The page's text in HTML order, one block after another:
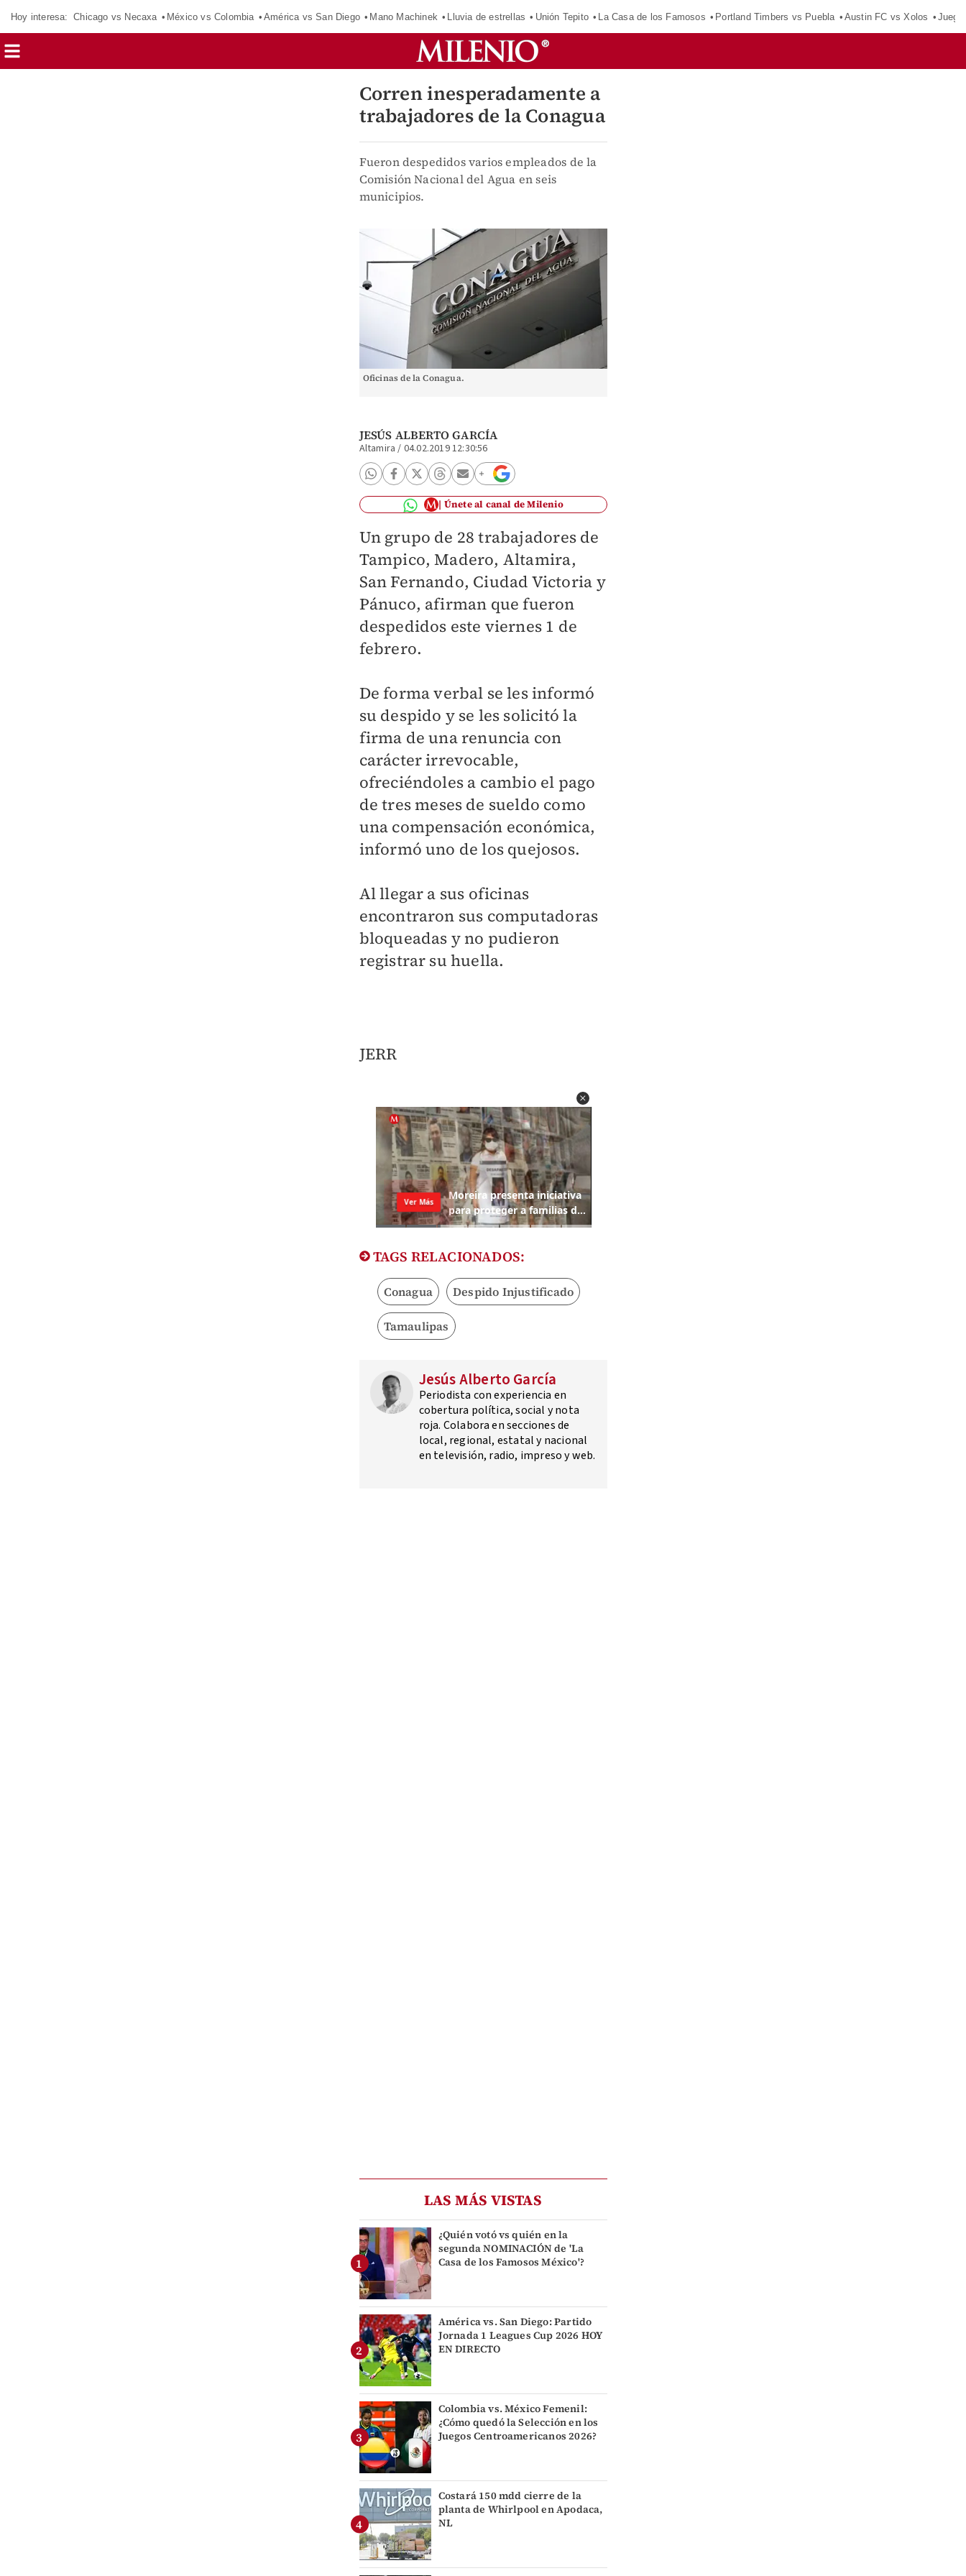
Hoy interesa: Chicago vs Necaxa México vs Colombia América vs San Diego Mano Machinek Lluvia de estrellas Unión Tepito La Casa de los Famosos Portland Timbers vs Puebla Austin FC vs Xolos
Corren inesperadamente a
trabajadores de la Conagua
Fueron despedidos varios empleados de la
Comisión Nacional del Agua en seis
municipios.
Oficinas de la Conagua.
JESÚS ALBERTO GARCÍA
Altamira / 04.02.2019 12:30:56
Únete al canal de Milenio
Un grupo de 28 trabajadores de
Tampico, Madero, Altamira,
San Fernando, Ciudad Victoria y
Pánuco, afirman que fueron
despedidos este viernes 1 de
febrero.
De forma verbal se les informó
su despido y se les solicitó la
firma de una renuncia con
carácter irrevocable,
ofreciéndoles a cambio el pago
de tres meses de sueldo como
una compensación económica,
informó uno de los quejosos.
Al llegar a sus oficinas
encontraron sus computadoras
bloqueadas y no pudieron
registrar su huella.
JERR
TAGS RELACIONADOS:
Conagua Despido Injustificado
Tamaulipas
Jesús Alberto García
Periodista con experiencia en
cobertura política, social y nota
roja. Colabora en secciones de
local, regional, estatal y nacional
en televisión, radio, impreso y web.
LAS MÁS VISTAS
¿Quién votó vs quién en la
segunda NOMINACIÓN de 'La
Casa de los Famosos México'?
América vs. San Diego: Partido
Jornada 1 Leagues Cup 2026 HOY
EN DIRECTO
Colombia vs. México Femenil:
¿Cómo quedó la Selección en los
Juegos Centroamericanos 2026?
Costará 150 mdd cierre de la
planta de Whirlpool en Apodaca,
NL